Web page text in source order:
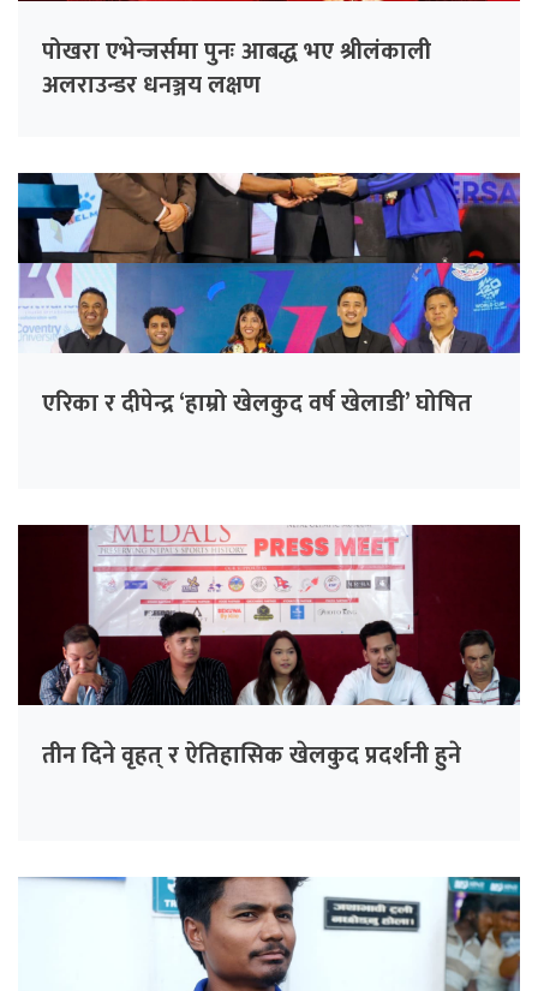
पोखरा एभेन्जर्समा पुनः आबद्ध भए श्रीलंकाली
अलराउन्डर धनञ्जय लक्षण
एरिका र दीपेन्द्र ‘हाम्रो खेलकुद वर्ष खेलाडी’ घोषित
तीन दिने वृहत् र ऐतिहासिक खेलकुद प्रदर्शनी हुने